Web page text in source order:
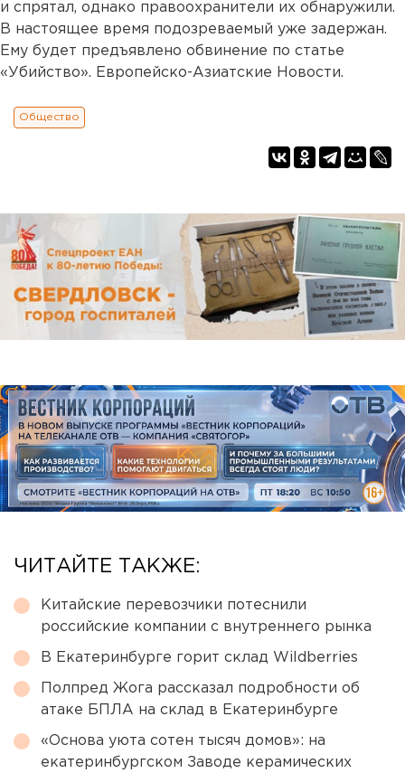
и спрятал, однако правоохранители их обнаружили.
В настоящее время подозреваемый уже задержан.
Ему будет предъявлено обвинение по статье
«Убийство». Европейско-Азиатские Новости.
Общество
ЧИТАЙТЕ ТАКЖЕ:
Китайские перевозчики потеснили
российские компании с внутреннего рынка
В Екатеринбурге горит склад Wildberries
Полпред Жога рассказал подробности об
атаке БПЛА на склад в Екатеринбурге
«Основа уюта сотен тысяч домов»: на
екатеринбургском Заводе керамических